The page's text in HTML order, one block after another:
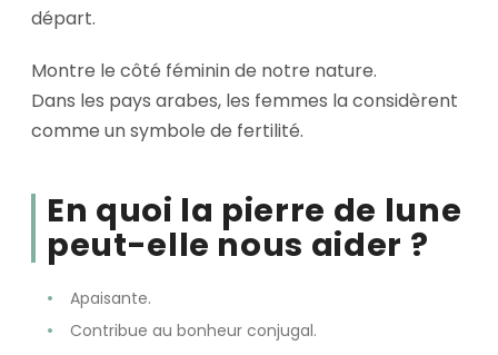
départ.
Montre le côté féminin de notre nature.
Dans les pays arabes, les femmes la considèrent
comme un symbole de fertilité.
En quoi la pierre de lune
peut-elle nous aider ?
Apaisante.
Contribue au bonheur conjugal.